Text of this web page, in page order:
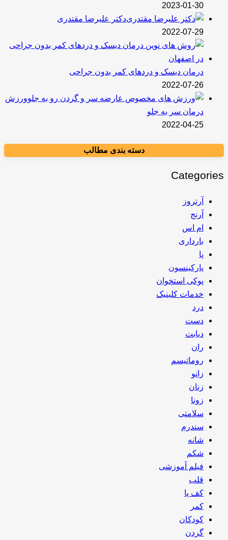
2023-01-30
دکتر علیرضا مقتدری
2022-07-29
درمان دیسک و دردهای کمر بدون جراحی
2022-07-26
ورزش
درمان سر به جلو
2022-04-25
دسته بندی مطالب
Categories
آرتروز
آرنج
ام اس
بارداری
پا
پارکینسون
پوکی استخوان
خدمات کلینیک
درد
دست
دیابت
ران
روماتیسم
زانو
زنان
زونا
سلامتی
سندرم
شانه
شکم
فیلم آموزشی
قلب
کف پا
کمر
کودکان
گردن